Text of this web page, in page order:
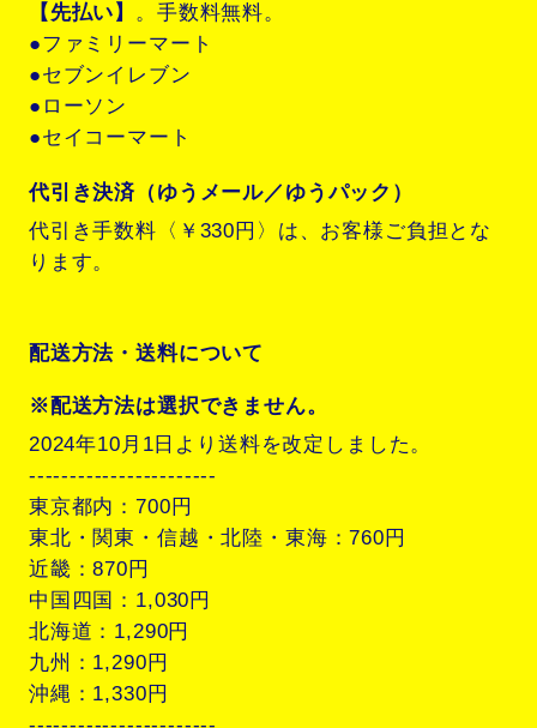
【先払い】 。手数料無料。
●ファミリーマート
●セブンイレブン
●ローソン
●セイコーマート
代引き決済（ゆうメール／ゆうパック）
代引き手数料〈￥330円〉は、お客様ご負担とな
ります。
配送方法・送料について
※配送方法は選択できません。
2024年10月1日より送料を改定しました。
-----------------------
東京都内：700円
東北・関東・信越・北陸・東海：760円
近畿：870円
中国四国：1,030円
北海道：1,290円
九州：1,290円
沖縄：1,330円